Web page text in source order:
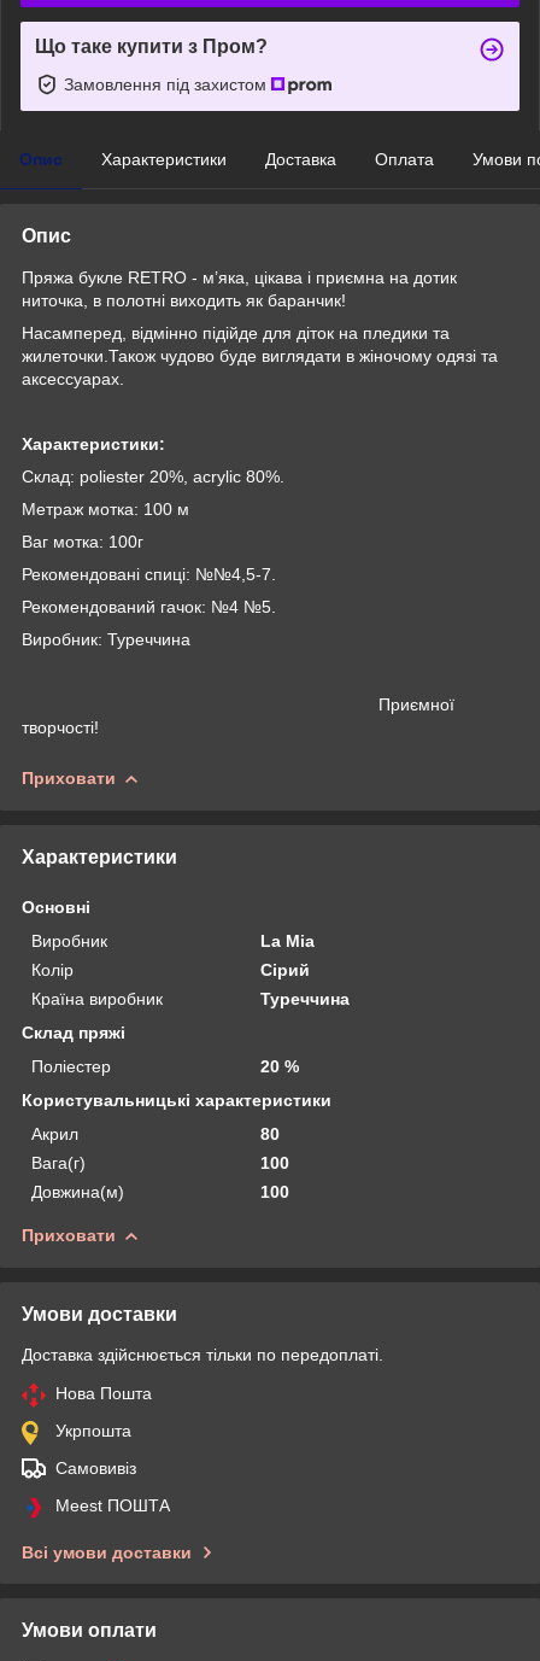
Що таке купити з Пром?
Замовлення під захистом
Опис Характеристики Доставка Оплата Умови
Опис
Пряжа букле RETRO - м’яка, цікава і приємна на дотик
ниточка, в полотні виходить як баранчик!
Насамперед, відмінно підійде для діток на пледики та
жилеточки.Також чудово буде виглядати в жіночому одязі та
аксессуарах.
Характеристики:
Склад: poliester 20%, acrylic 80%.
Метраж мотка: 100 м
Ваг мотка: 100г
Рекомендовані спиці: №№4,5-7.
Рекомендований гачок: №4 №5.
Виробник: Туреччина
Приємної
творчості!
Приховати
Характеристики
Основні
Виробник
La Mia
Колір
Сірий
Країна виробник
Туреччина
Склад пряжі
Поліестер
20 %
Користувальницькі характеристики
Акрил
80
Вага(г)
100
Довжина(м)
100
Приховати
Умови доставки
Доставка здійснюється тільки по передоплаті.
Нова Пошта
Укрпошта
Самовивіз
Meest ПОШТА
Всі умови доставки
Умови оплати